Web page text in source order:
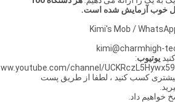
Kimi's Mob /
kimi@charmhigh-
یوتیوب:
channel/
کسب کنید ، لطفا از طریق پست
خواهیم داد.